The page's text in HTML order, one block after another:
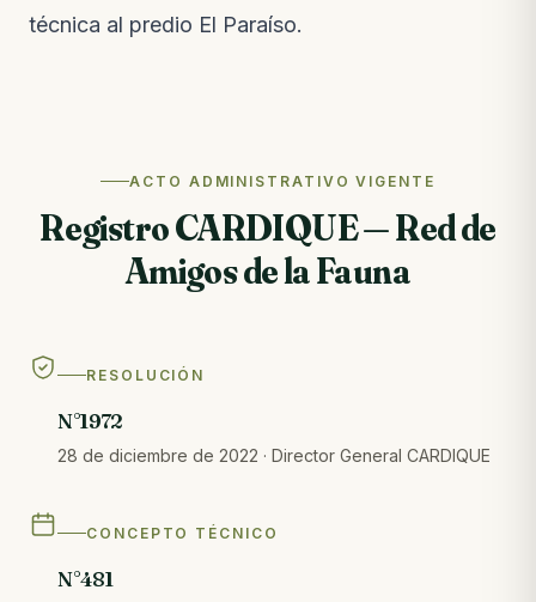
técnica al predio El Paraíso.
ACTO ADMINISTRATIVO VIGENTE
Registro CARDIQUE — Red de
Amigos de la Fauna
RESOLUCIÓN
N°1972
28 de diciembre de 2022 · Director General CARDIQUE
CONCEPTO TÉCNICO
N°481